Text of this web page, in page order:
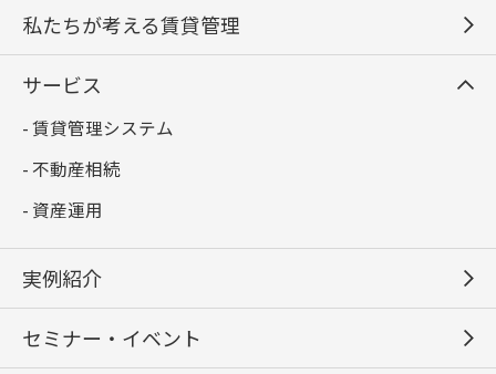
私たちが考える賃貸管理
サービス
- 賃貸管理システム
- 不動産相続
- 資産運用
実例紹介
セミナー・イベント